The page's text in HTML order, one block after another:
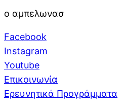
ο αμπελωνασ
Facebook
Instagram
Youtube
Επικοινωνία
Ερευνητικά Προγράμματα